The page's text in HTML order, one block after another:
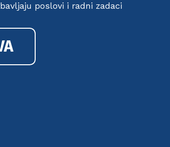
poslovi i radni zadaci